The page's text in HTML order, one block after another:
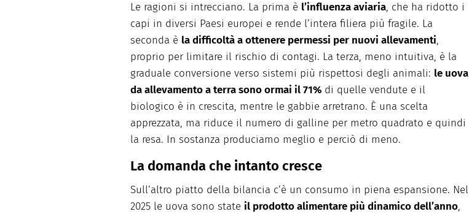
Le ragioni si intrecciano. La prima è l’influenza aviaria, che ha ridotto i
capi in diversi Paesi europei e rende l’intera filiera più fragile. La
seconda è la difficoltà a ottenere permessi per nuovi allevamenti,
proprio per limitare il rischio di contagi. La terza, meno intuitiva, è la
graduale conversione verso sistemi più rispettosi degli animali: le uova
da allevamento a terra sono ormai il 71% di quelle vendute e il
biologico è in crescita, mentre le gabbie arretrano. È una scelta
apprezzata, ma riduce il numero di galline per metro quadrato e quindi
la resa. In sostanza produciamo meglio e perciò di meno.
La domanda che intanto cresce
Sull’altro piatto della bilancia c’è un consumo in piena espansione. Nel
2025 le uova sono state il prodotto alimentare più dinamico dell’anno,